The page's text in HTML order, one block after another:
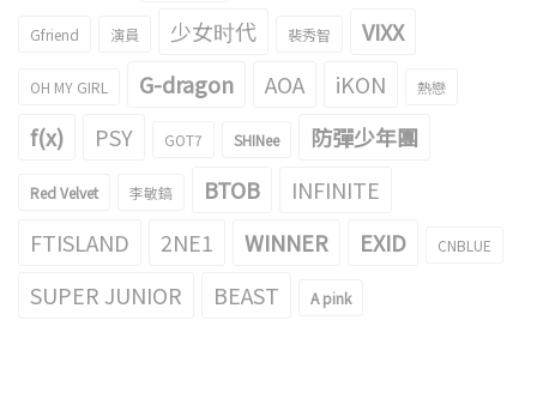
Gfriend 演員 少女时代 裴秀智 VIXX
OH MY GIRL G-dragon AOA iKON 熱戀
f(x) PSY GOT7 SHINee 防彈少年團
Red Velvet 李敏鎬 BTOB
INFINITE
FTISLAND
2NE1 WINNER EXID CNBLUE
SUPER JUNIOR BEAST A pink